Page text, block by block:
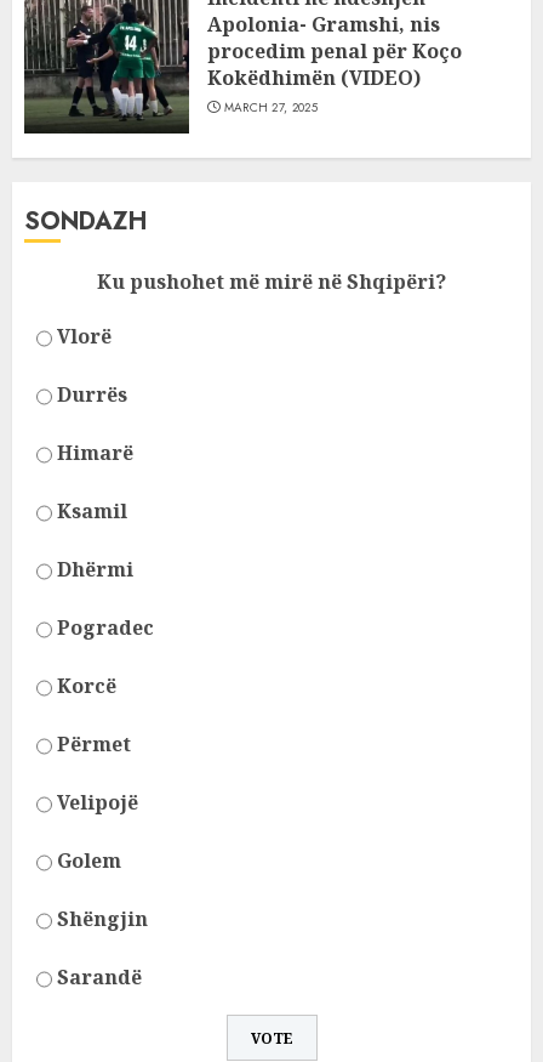
Apolonia- Gramshi, nis
procedim penal për Koço
Kokëdhimën (VIDEO)
MARCH 27, 2025
SONDAZH
Ku pushohet më mirë në Shqipëri?
Vlorë
Durrës
Himarë
Ksamil
Dhërmi
Pogradec
Korcë
Përmet
Velipojë
Golem
Shëngjin
Sarandë